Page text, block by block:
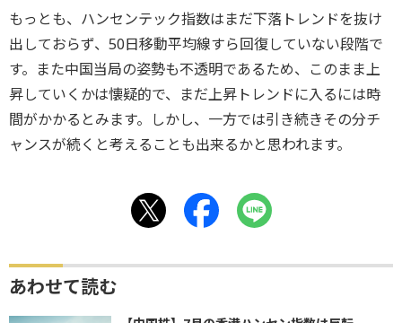
もっとも、ハンセンテック指数はまだ下落トレンドを抜け
出しておらず、50日移動平均線すら回復していない段階で
す。また中国当局の姿勢も不透明であるため、このまま上
昇していくかは懐疑的で、まだ上昇トレンドに入るには時
間がかかるとみます。しかし、一方では引き続きその分チ
ャンスが続くと考えることも出来るかと思われます。
あわせて読む